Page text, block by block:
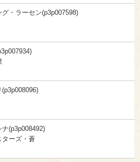
・ラーセン(p3p007598)
(p3p008492)
ターズ・蒼